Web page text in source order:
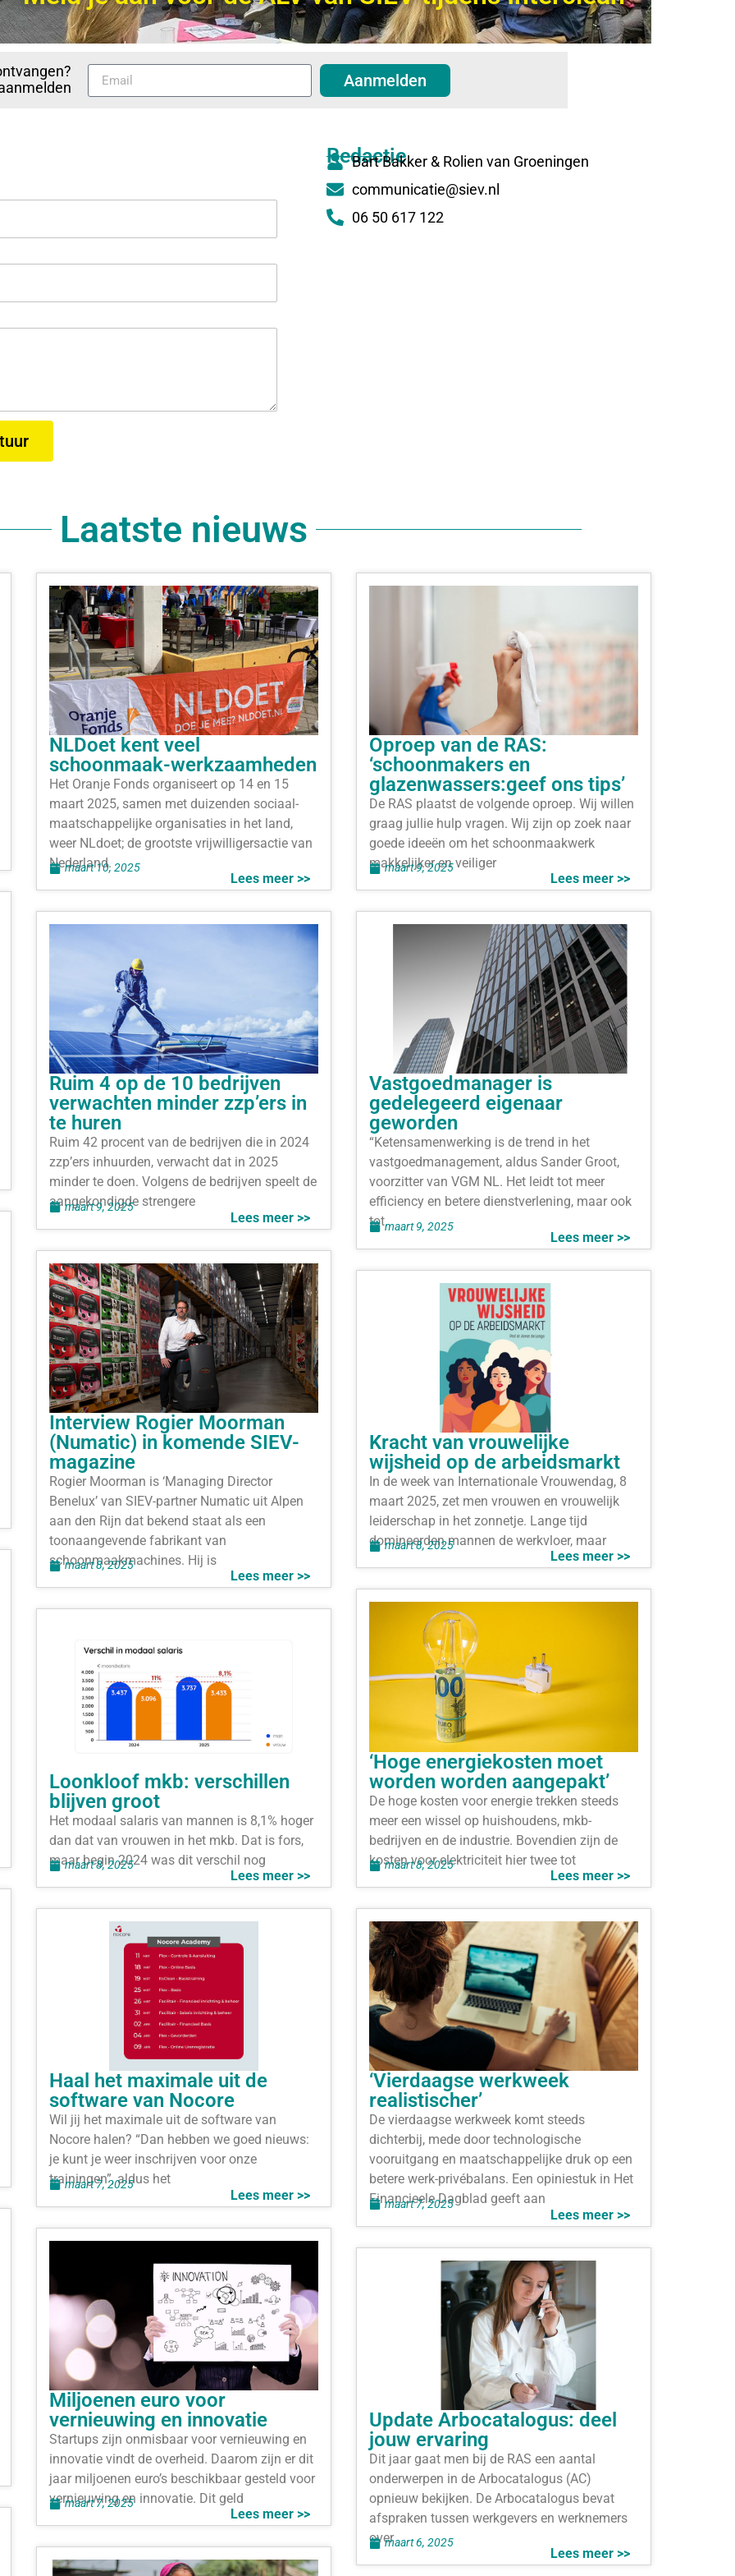
Aanmelden
Redactie
Bart Bakker & Rolien van Groeningen
communicatie@siev.nl
06 50 617 122
Laatste nieuws
NLDoet kent veel
schoonmaak-werkzaamheden
Het Oranje Fonds organiseert op 14 en 15
maart 2025, samen met duizenden sociaal-
maatschappelijke organisaties in het land,
weer NLdoet; de grootste vrijwilligersactie van
Nederland.
Lees meer >>
maart 10, 2025
Oproep van de RAS:
‘schoonmakers en
glazenwassers:geef ons tips’
De RAS plaatst de volgende oproep. Wij willen
graag jullie hulp vragen. Wij zijn op zoek naar
goede ideeën om het schoonmaakwerk
makkelijker en veiliger
Lees meer >>
maart 9, 2025
Ruim 4 op de 10 bedrijven
verwachten minder zzp’ers in
te huren
Ruim 42 procent van de bedrijven die in 2024
zzp’ers inhuurden, verwacht dat in 2025
minder te doen. Volgens de bedrijven speelt de
aangekondigde strengere
Lees meer >>
maart 9, 2025
Vastgoedmanager is
gedelegeerd eigenaar
geworden
“Ketensamenwerking is de trend in het
vastgoedmanagement, aldus Sander Groot,
voorzitter van VGM NL. Het leidt tot meer
efficiency en betere dienstverlening, maar ook
tot
Lees meer >>
maart 9, 2025
Interview Rogier Moorman
(Numatic) in komende SIEV-
magazine
Rogier Moorman is ‘Managing Director
Benelux’ van SIEV-partner Numatic uit Alpen
aan den Rijn dat bekend staat als een
toonaangevende fabrikant van
schoonmaakmachines. Hij is
Lees meer >>
maart 8, 2025
Kracht van vrouwelijke
wijsheid op de arbeidsmarkt
In de week van Internationale Vrouwendag, 8
maart 2025, zet men vrouwen en vrouwelijk
leiderschap in het zonnetje. Lange tijd
domineerden mannen de werkvloer, maar
Lees meer >>
maart 8, 2025
Loonkloof mkb: verschillen
blijven groot
Het modaal salaris van mannen is 8,1% hoger
dan dat van vrouwen in het mkb. Dat is fors,
maar begin 2024 was dit verschil nog
Lees meer >>
maart 8, 2025
‘Hoge energiekosten moet
worden worden aangepakt’
De hoge kosten voor energie trekken steeds
meer een wissel op huishoudens, mkb-
bedrijven en de industrie. Bovendien zijn de
kosten voor elektriciteit hier twee tot
Lees meer >>
maart 8, 2025
Haal het maximale uit de
software van Nocore
Wil jij het maximale uit de software van
Nocore halen? “Dan hebben we goed nieuws:
je kunt je weer inschrijven voor onze
trainingen”, aldus het
Lees meer >>
maart 7, 2025
‘Vierdaagse werkweek
realistischer’
De vierdaagse werkweek komt steeds
dichterbij, mede door technologische
vooruitgang en maatschappelijke druk op een
betere werk-privébalans. Een opiniestuk in Het
Financieele Dagblad geeft aan
Lees meer >>
maart 7, 2025
Miljoenen euro voor
vernieuwing en innovatie
Startups zijn onmisbaar voor vernieuwing en
innovatie vindt de overheid. Daarom zijn er dit
jaar miljoenen euro’s beschikbaar gesteld voor
vernieuwing en innovatie. Dit geld
Lees meer >>
maart 7, 2025
Update Arbocatalogus: deel
jouw ervaring
Dit jaar gaat men bij de RAS een aantal
onderwerpen in de Arbocatalogus (AC)
opnieuw bekijken. De Arbocatalogus bevat
afspraken tussen werkgevers en werknemers
over
Lees meer >>
maart 6, 2025